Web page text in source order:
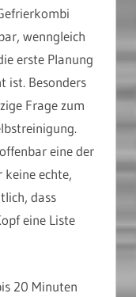
wenngleich
erste Planung
ist. Besonders
Frage zum
eine der
keine echte,
dass
eine Liste
20 Minuten